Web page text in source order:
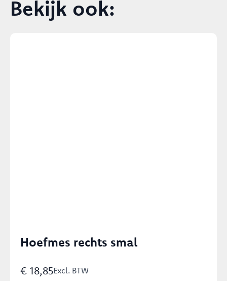
Bekijk ook:
Hoefmes rechts smal
€ 18,85Excl. BTW